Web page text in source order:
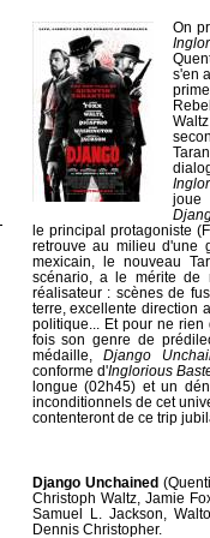
On
s'en
joue
le principal protagoniste
retrouve au milieu d'une
mexicain, le nouveau
scénario, a le mérite de
réalisateur : scènes de
terre, excellente direction
politique... Et pour ne rien
fois son genre de
médaille, Django
conforme d'Inglorious
longue (02h45) et un
inconditionnels de cet
contenteront de ce trip
Django Unchained
Christoph Waltz, Jamie
Samuel L. Jackson,
Dennis Christopher.